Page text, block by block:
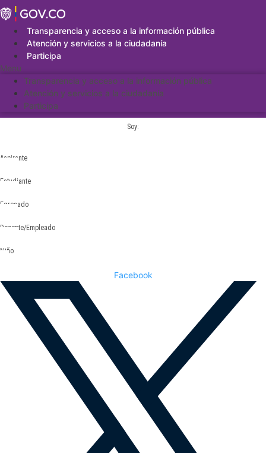
Saltar
al
contenidoTransparencia y acceso a la información pública
Atención y servicios a la ciudadanía
Participa
Menu
Transparencia y acceso a la información pública
Atención y servicios a la ciudadanía
Participa
Soy:
Aspirante
Estudiante
Egresado
Docente/Empleado
Niño
Facebook